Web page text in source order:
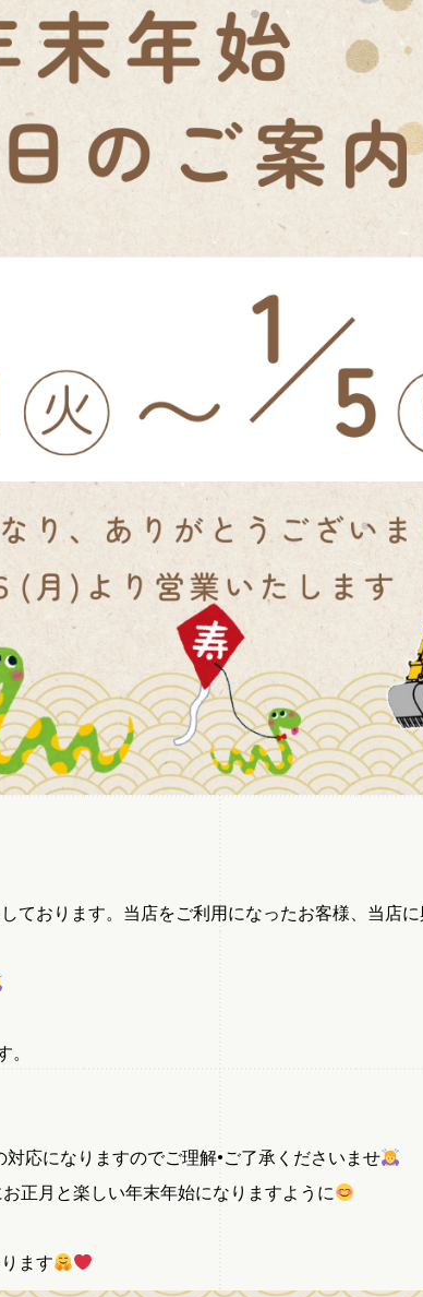
ております。当店をご利用になったお客様、当店
応になりますのでご理解•ご了承くださいませ
お正月と楽しい年末年始になりますように
ます